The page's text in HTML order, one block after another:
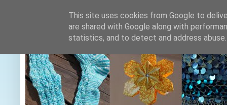
This site uses cookies from Google to
are shared with Google along with
statistics, and to detect and address abuse.